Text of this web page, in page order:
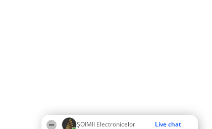
ȘOIMII Electronicelor Live chat